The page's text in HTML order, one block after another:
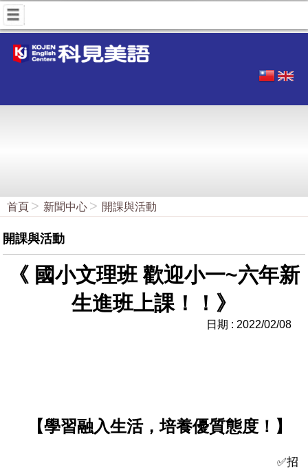
首頁 新聞中心 開課與活動
開課與活動
《 國小文理班 歡迎小一~六年新
生進班上課！！》
日期 : 2022/02/08
【學習融入生活，培養優質態度！】
✅招